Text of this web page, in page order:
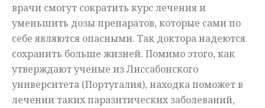
врачи смогут сократить курс лечения и
уменьшить дозы препаратов, которые сами по
себе являются опасными. Так доктора надеются
сохранить больше жизней. Помимо этого, как
утверждают ученые из Лиссабонского
университета (Португалия), находка поможет в
лечении таких паразитических заболеваний,